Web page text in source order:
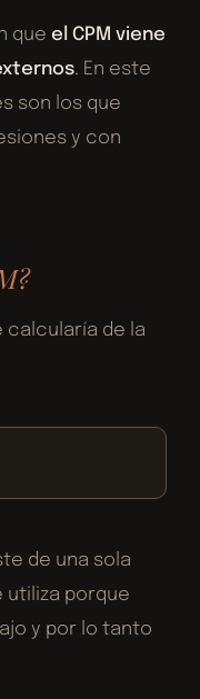
queel CPM viene
. En este
son los que
y con
calcularía de la
de una sola
utiliza porque
y por lo tanto